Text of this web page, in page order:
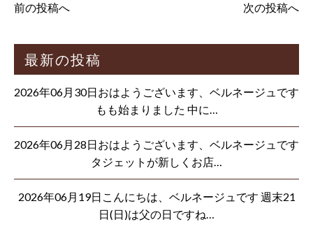
前の投稿へ 次の投稿へ
最新の投稿
2026年06月30日おはようございます、ベルネージュです
もも始まりました 中に…
2026年06月28日おはようございます、ベルネージュです
タジェットが新しくお店…
2026年06月19日こんにちは、ベルネージュです 週末21
日(日)は父の日ですね…